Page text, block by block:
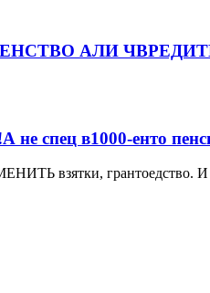
АЛИ
спец в1000-енто
взятки, грантоедство. И